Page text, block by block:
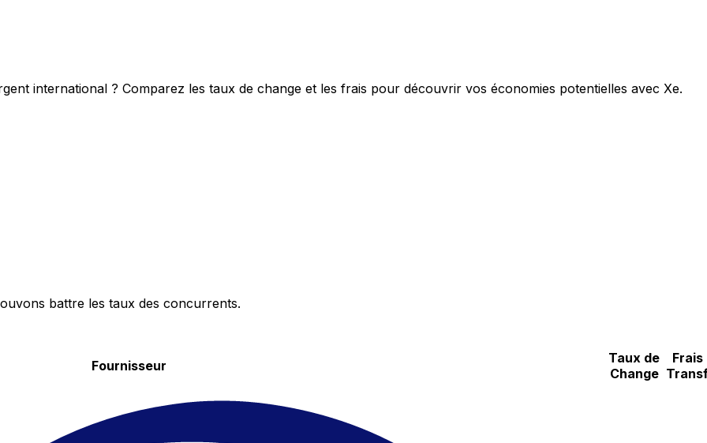
international ? Comparez les taux de change et les frais pour découvrir vos économies potentielles avec Xe.
battre les taux des concurrents.
Fournisseur
Taux de
Change
Frais